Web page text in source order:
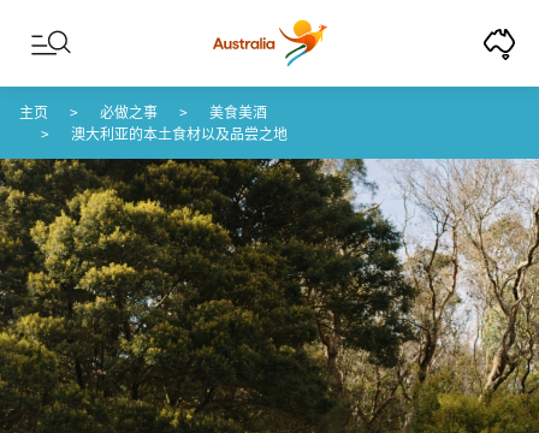
Skip to content
Skip to footer navigation
主页 必做之事
美食美酒
澳大利亚的本土食材以及品尝之地